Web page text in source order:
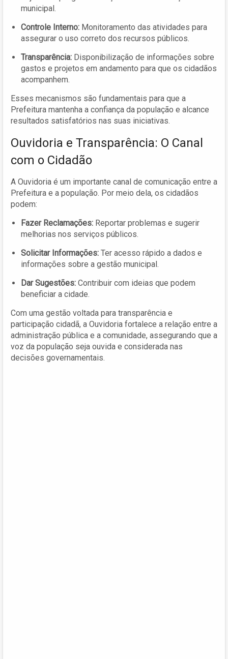
municipal.
Controle Interno: Monitoramento das atividades para
assegurar o uso correto dos recursos públicos.
Transparência: Disponibilização de informações sobre
gastos e projetos em andamento para que os cidadãos
acompanhem.
Esses mecanismos são fundamentais para que a
Prefeitura mantenha a confiança da população e alcance
resultados satisfatórios nas suas iniciativas.
Ouvidoria e Transparência: O Canal
com o Cidadão
A Ouvidoria é um importante canal de comunicação entre a
Prefeitura e a população. Por meio dela, os cidadãos
podem:
Fazer Reclamações: Reportar problemas e sugerir
melhorias nos serviços públicos.
Solicitar Informações: Ter acesso rápido a dados e
informações sobre a gestão municipal.
Dar Sugestões: Contribuir com ideias que podem
beneficiar a cidade.
Com uma gestão voltada para transparência e
participação cidadã, a Ouvidoria fortalece a relação entre a
administração pública e a comunidade, assegurando que a
voz da população seja ouvida e considerada nas
decisões governamentais.